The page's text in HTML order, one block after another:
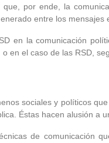
por ende, la
entre los
en la comunicación
en el caso de las RSD,
sociales y políticos
Éstas hacen alusión a
de comunicación